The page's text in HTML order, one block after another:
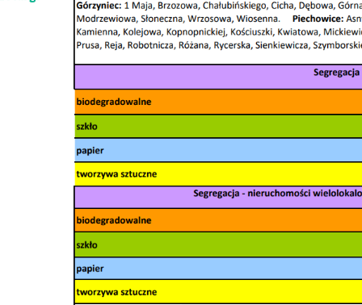
Wirtualny spacer
Piechowice
Rokytnice nad Jizerou
Dla Inwestorów